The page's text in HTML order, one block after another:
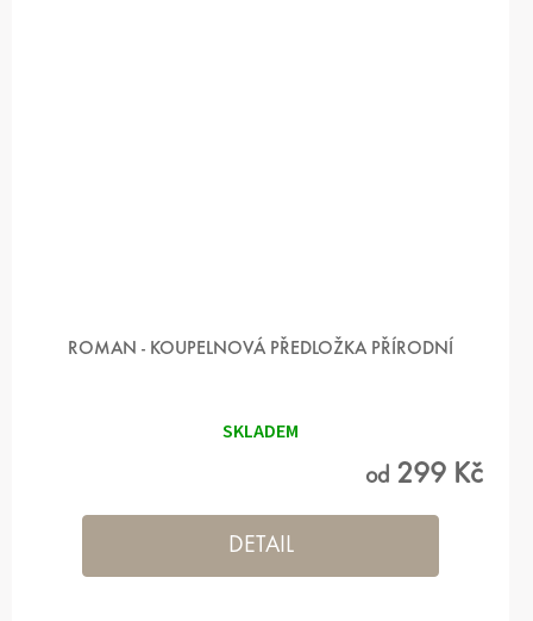
ROMAN - KOUPELNOVÁ PŘEDLOŽKA PŘÍRODNÍ
SKLADEM
od 299 Kč
DETAIL